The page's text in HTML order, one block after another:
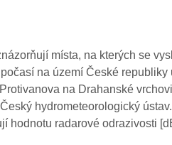
místa, na kterých se
na území České
na Drahanské
hydrometeorologický
hodnotu radarové odrazivosti